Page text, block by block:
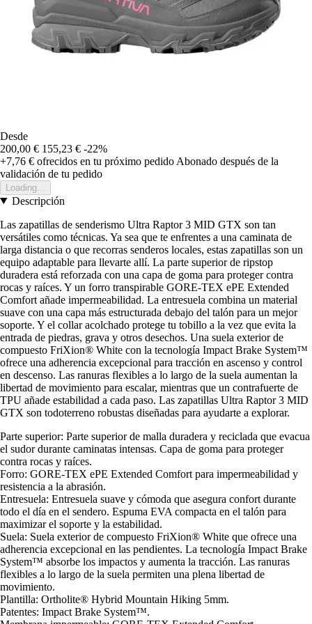
Desde
200,00 € 155,23 € -22%
+7,76 € ofrecidos en tu próximo pedido Abonado después de la
validación de tu pedido
Loading...
Descripción
Las zapatillas de senderismo Ultra Raptor 3 MID GTX son tan
versátiles como técnicas. Ya sea que te enfrentes a una caminata de
larga distancia o que recorras senderos locales, estas zapatillas son un
equipo adaptable para llevarte allí. La parte superior de ripstop
duradera está reforzada con una capa de goma para proteger contra
rocas y raíces. Y un forro transpirable GORE-TEX ePE Extended
Comfort añade impermeabilidad. La entresuela combina un material
suave con una capa más estructurada debajo del talón para un mejor
soporte. Y el collar acolchado protege tu tobillo a la vez que evita la
entrada de piedras, grava y otros desechos. Una suela exterior de
compuesto FriXion® White con la tecnología Impact Brake System™
ofrece una adherencia excepcional para tracción en ascenso y control
en descenso. Las ranuras flexibles a lo largo de la suela aumentan la
libertad de movimiento para escalar, mientras que un contrafuerte de
TPU añade estabilidad a cada paso. Las zapatillas Ultra Raptor 3 MID
GTX son todoterreno robustas diseñadas para ayudarte a explorar.
Parte superior: Parte superior de malla duradera y reciclada que evacua
el sudor durante caminatas intensas. Capa de goma para proteger
contra rocas y raíces.
Forro: GORE-TEX ePE Extended Comfort para impermeabilidad y
resistencia a la abrasión.
Entresuela: Entresuela suave y cómoda que asegura confort durante
todo el día en el sendero. Espuma EVA compacta en el talón para
maximizar el soporte y la estabilidad.
Suela: Suela exterior de compuesto FriXion® White que ofrece una
adherencia excepcional en las pendientes. La tecnología Impact Brake
System™ absorbe los impactos y aumenta la tracción. Las ranuras
flexibles a lo largo de la suela permiten una plena libertad de
movimiento.
Plantilla: Ortholite® Hybrid Mountain Hiking 5mm.
Patentes: Impact Brake System™.